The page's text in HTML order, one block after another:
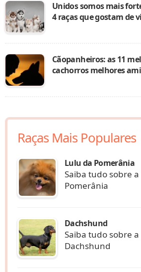
Unidos somos mais
4 raças que gostam de
Cãopanheiros: as 11
cachorros melhores
Raças Mais Populares
Lulu da Pomerânia
Saiba tudo sobre
Pomerânia
Dachshund
Saiba tudo sobre a
Dachshund